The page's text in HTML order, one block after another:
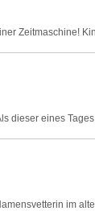
Zeitmaschine!
dieser eines
im